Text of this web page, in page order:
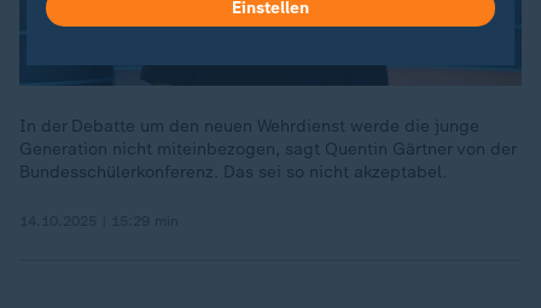
In der Debatte um den neuen Wehrdienst werde die junge
Generation nicht miteinbezogen, sagt Quentin Gärtner von der
Bundesschülerkonferenz. Das sei so nicht akzeptabel.
Einstellen